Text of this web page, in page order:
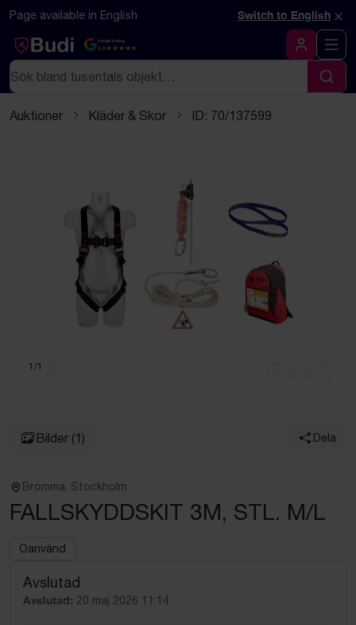
Hoppa till innehåll
Textbaserad (markdown) version av denna sida
Page available in English Switch to English ×
Google Rating
4.5
Logga in
Sök
Sök
Auktioner Kläder & Skor ID: 70/137599
1 /1
Bilder (1) Dela
Bromma, Stockholm
FALLSKYDDSKIT 3M, STL. M/L
Oanvänd
Avslutad
Avslutad: 20 maj 2026 11:14